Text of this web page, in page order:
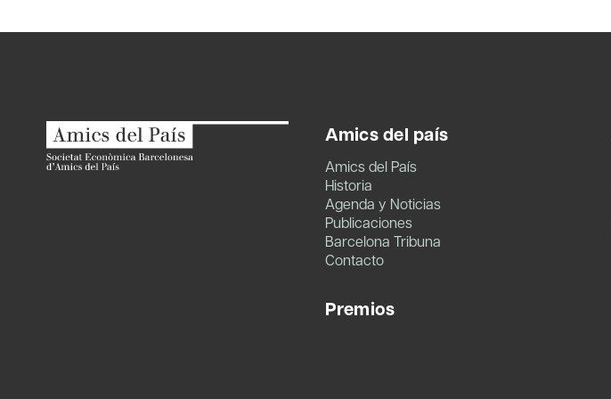
entradas
Amics del país
Amics del País
Historia
Agenda y Noticias
Publicaciones
Barcelona Tribuna
Contacto
Premios